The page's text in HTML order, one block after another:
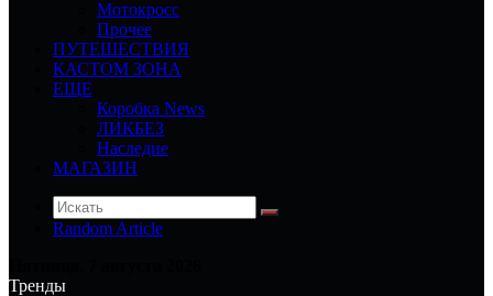
Мотокросс
Прочее
ПУТЕШЕСТВИЯ
КАСТОМ ЗОНА
ЕЩЕ
Коробка News
ЛИКБЕЗ
Наследие
МАГАЗИН
Random Article
Тренды